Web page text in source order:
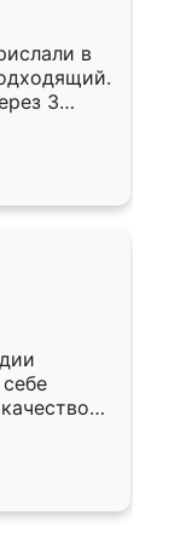
в
3
почти